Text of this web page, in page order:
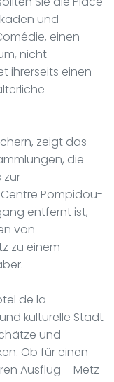
und
einen
nicht
ihrerseits einen
zeigt das
die
zur
Pompidou-
entfernt ist,
von
zu einem
de la
kulturelle Stadt
und
Ob für einen
Ausflug – Metz